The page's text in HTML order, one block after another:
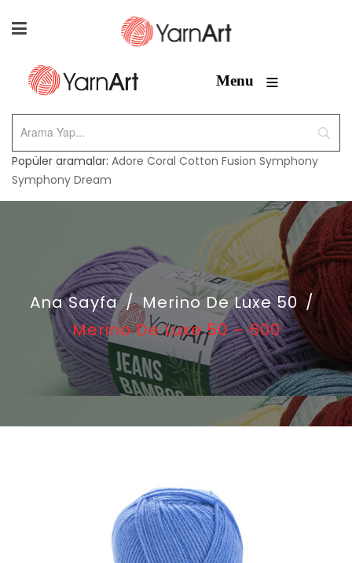
Menu ≡
Popüler aramalar: Adore Coral Cotton Fusion Symphony
Symphony Dream
Ana Sayfa / Merino De Luxe 50 /
Merino De Luxe 50 – 600